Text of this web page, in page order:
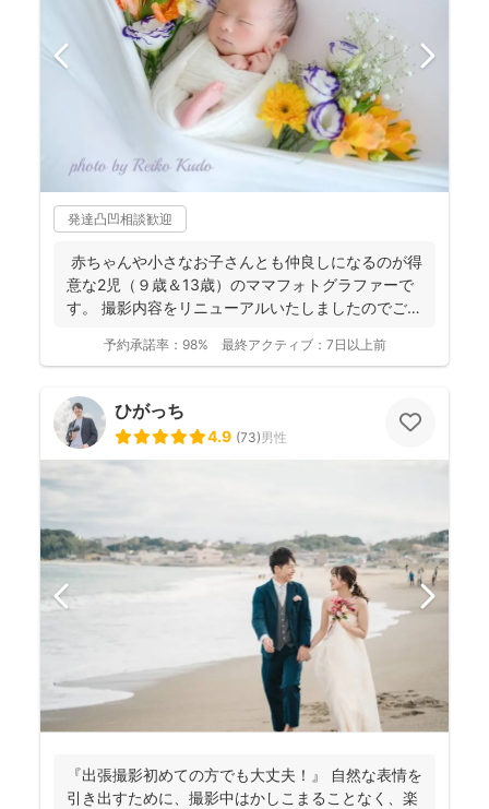
発達凸凹相談歓迎
赤ちゃんや小さなお子さんとも仲良しになるのが得
意な2児（９歳＆13歳）のママフォトグラファーで
す。 撮影内容をリニューアルいたしましたのでご案
予約承諾率： 98% 最終アクティブ： 7日以上前
ひがっち
4.9 (73)男性
『出張撮影初めての方でも大丈夫！』 自然な表情を
引き出すために、撮影中はかしこまることなく、楽